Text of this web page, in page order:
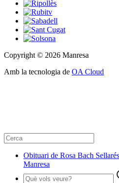
Copyright © 2026 Manresa
Amb la tecnologia de OA Cloud
Obituari de Rosa Bach
Manresa